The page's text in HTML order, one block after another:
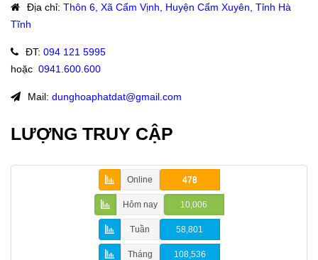
Địa chỉ: Thôn 6, Xã Cẩm Vịnh, Huyện Cẩm Xuyên, Tỉnh Hà
Tĩnh
ĐT: 094 121 5995
hoặc: 0941.600.600
Mail: dunghoaphatdat@gmail.com
LƯỢNG TRUY CẬP
Online 478
Hôm nay 10,006
Tuần 58,801
Tháng 108,536